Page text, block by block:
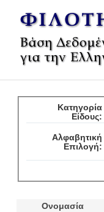
Κατηγορία
Είδους:
Αλφαβητική
Επιλογή:
Ονομασία